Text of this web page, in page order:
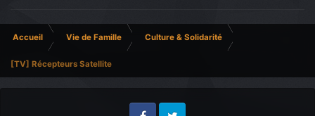
Accueil Vie de Famille Culture & Solidarité
[TV] Récepteurs Satellite